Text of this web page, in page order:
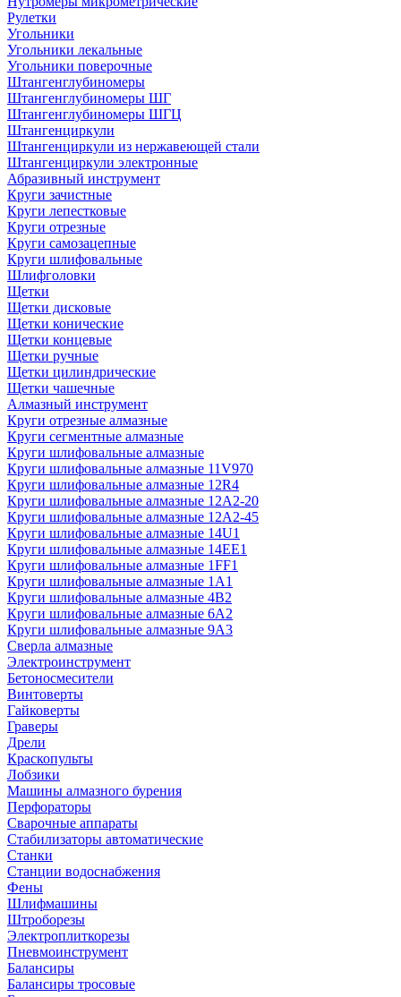
Рулетки
Угольники
Угольники лекальные
Угольники поверочные
Штангенглубиномеры
Штангенглубиномеры ШГ
Штангенглубиномеры ШГЦ
Штангенциркули
Штангенциркули из нержавеющей стали
Штангенциркули электронные
Абразивный инструмент
Круги зачистные
Круги лепестковые
Круги отрезные
Круги самозацепные
Круги шлифовальные
Шлифголовки
Щетки
Щетки дисковые
Щетки конические
Щетки концевые
Щетки ручные
Щетки цилиндрические
Щетки чашечные
Алмазный инструмент
Круги отрезные алмазные
Круги сегментные алмазные
Круги шлифовальные алмазные
Круги шлифовальные алмазные 11V970
Круги шлифовальные алмазные 12R4
Круги шлифовальные алмазные 12А2-20
Круги шлифовальные алмазные 12А2-45
Круги шлифовальные алмазные 14U1
Круги шлифовальные алмазные 14ЕЕ1
Круги шлифовальные алмазные 1FF1
Круги шлифовальные алмазные 1А1
Круги шлифовальные алмазные 4В2
Круги шлифовальные алмазные 6A2
Круги шлифовальные алмазные 9А3
Сверла алмазные
Электроинструмент
Бетоносмесители
Винтоверты
Гайковерты
Граверы
Дрели
Краскопульты
Лобзики
Машины алмазного бурения
Перфораторы
Сварочные аппараты
Стабилизаторы автоматические
Станки
Станции водоснабжения
Фены
Шлифмашины
Штроборезы
Электроплиткорезы
Пневмоинструмент
Балансиры
Балансиры тросовые